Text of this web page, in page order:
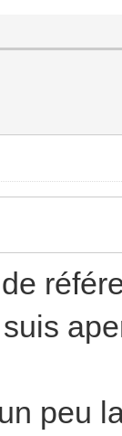
size:
}} €'
peu